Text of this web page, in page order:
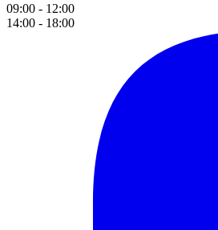
09:00 - 12:00
14:00 - 18:00